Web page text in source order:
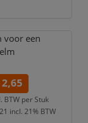
voor een
BTW per Stuk
incl. 21% BTW